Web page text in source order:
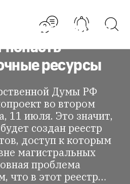
Интернета в
попасть
ресурсы
Думы РФ
во втором
11 июля. Это значит,
создан реестр
доступ к которым
магистральных
проблема
что в этот реестр…